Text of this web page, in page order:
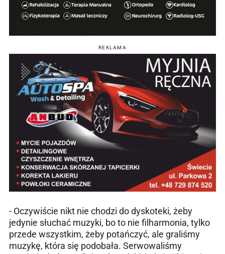
REKLAMA
- Oczywiście nikt nie chodzi do dyskoteki, żeby
jedynie słuchać muzyki, bo to nie filharmonia, tylko
przede wszystkim, żeby potańczyć, ale graliśmy
muzykę, która się podobała. Serwowaliśmy